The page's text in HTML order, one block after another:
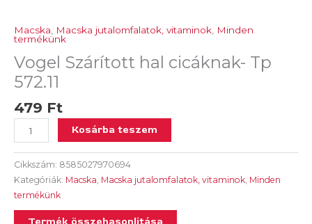
Macska Macska jutalomfalatok, vitaminok Minden
termékünk
Vogel Szárított hal cicáknak- Tp
572.11
479 Ft
Kosárba teszem
Cikkszám: 8585027970694
Kategóriák: Macska, Macska jutalomfalatok, vitaminok, Minden
termékünk